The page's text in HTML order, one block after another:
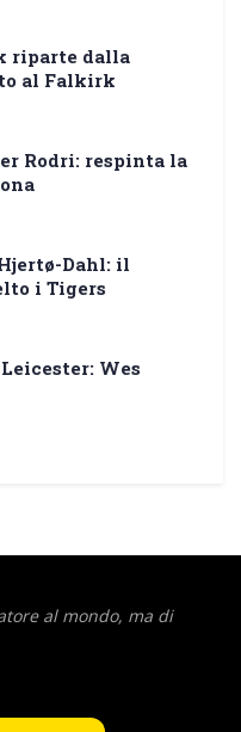
riparte dalla
al Falkirk
Rodri: respinta la
Dahl: il
i Tigers
Wes
al mondo, ma di